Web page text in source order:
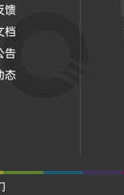
馈
档
告
态